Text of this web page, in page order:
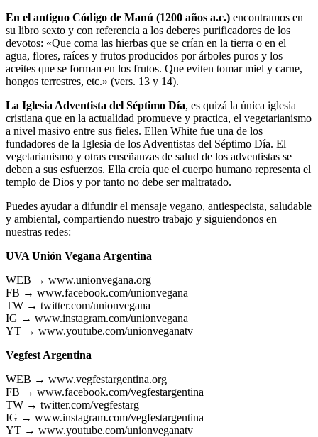
En el antiguo Código de Manú (1200 años a.c.) encontramos en
su libro sexto y con referencia a los deberes purificadores de los
devotos: «Que coma las hierbas que se crían en la tierra o en el
agua, flores, raíces y frutos producidos por árboles puros y los
aceites que se forman en los frutos. Que eviten tomar miel y carne,
hongos terrestres, etc.» (vers. 13 y 14).
La Iglesia Adventista del Séptimo Día, es quizá la única iglesia
cristiana que en la actualidad promueve y practica, el vegetarianismo
a nivel masivo entre sus fieles. Ellen White fue una de los
fundadores de la Iglesia de los Adventistas del Séptimo Día. El
vegetarianismo y otras enseñanzas de salud de los adventistas se
deben a sus esfuerzos. Ella creía que el cuerpo humano representa el
templo de Dios y por tanto no debe ser maltratado.
Puedes ayudar a difundir el mensaje vegano, antiespecista, saludable
y ambiental, compartiendo nuestro trabajo y siguiendonos en
nuestras redes:
UVA Unión Vegana Argentina
WEB → www.unionvegana.org
FB → www.facebook.com/unionvegana
TW → twitter.com/unionvegana
IG → www.instagram.com/unionvegana
YT → www.youtube.com/unionveganatv
Vegfest Argentina
WEB → www.vegfestargentina.org
FB → www.facebook.com/vegfestargentina
TW → twitter.com/vegfestarg
IG → www.instagram.com/vegfestargentina
YT → www.youtube.com/unionveganatv